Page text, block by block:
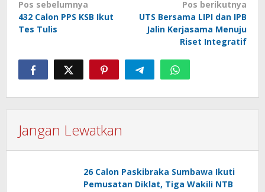
PUBLIK KREATIF
Rasidi
TEKNIK MESIN
Sopyan Ali
Rohman, M.Eng
KETUA PROGRAM STUDI
TEKNIK METALURGI
Syamsul Hidayat,
M.Si.
TEKNIK INFORMATIKA
TEKNIK ELEKTRO
S.T., M.Eng
Navigasi
pos
Pos sebelumnya
432 Calon PPS KSB Ikut
Tes Tulis
Pos berikutnya
UTS Bersama LIPI dan IPB
Jalin Kerjasama Menuju
Riset Integratif
Jangan Lewatkan
26 Calon Paskibraka Sumbawa Ikuti
Pemusatan Diklat, Tiga Wakili NTB